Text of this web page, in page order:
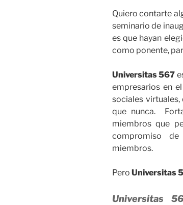
Quiero contarte
seminario de
es que hayan
como ponente,
Universitas 567
empresarios en
sociales
que nunca.
miembros que
compromiso
miembros.
Pero Universitas
Universitas